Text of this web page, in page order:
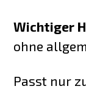
Wichtiger
ohne
Passt nur